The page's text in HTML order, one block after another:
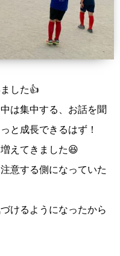
した👍
は集中する、お話を聞
と成長できるはず！
えてきました😆
意する側になっていた
けるようになったから